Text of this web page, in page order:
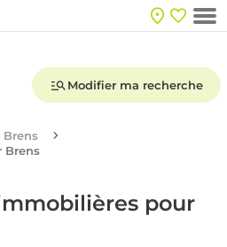
Modifier ma recherche
Brens
pour